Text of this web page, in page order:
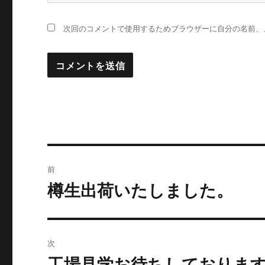
次回のコメントで使用するためブラウザーに自分の名前
稿
ゲ
前
過
の
投
樽生出荷いたしました。
次
次